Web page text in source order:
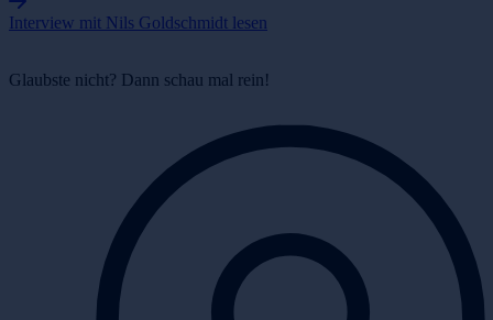
Interview mit Nils Goldschmidt lesen
Glaubste nicht? Dann schau mal rein!